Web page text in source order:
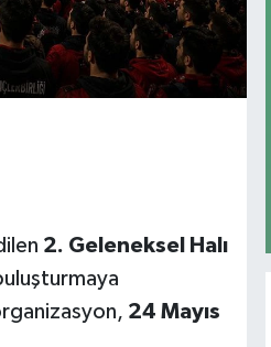
2. Geleneksel Halı
24 Mayıs